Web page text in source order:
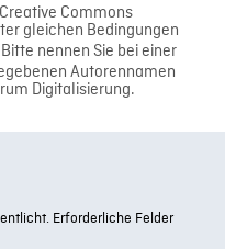
Commons
gleichen Bedingungen
nennen Sie bei einer
Autorennamen
Digitalisierung.
Erforderliche Felder